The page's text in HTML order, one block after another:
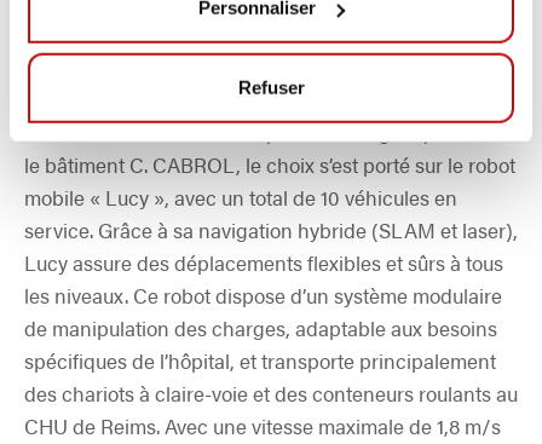
Personnaliser
Refuser
Lucy : le véhicule de transport flexible
Pour la mise en œuvre des processus logistiques dans
le bâtiment C. CABROL, le choix s’est porté sur le robot
mobile « Lucy », avec un total de 10 véhicules en
service. Grâce à sa navigation hybride (SLAM et laser),
Lucy assure des déplacements flexibles et sûrs à tous
les niveaux. Ce robot dispose d’un système modulaire
de manipulation des charges, adaptable aux besoins
spécifiques de l’hôpital, et transporte principalement
des chariots à claire-voie et des conteneurs roulants au
CHU de Reims. Avec une vitesse maximale de 1,8 m/s